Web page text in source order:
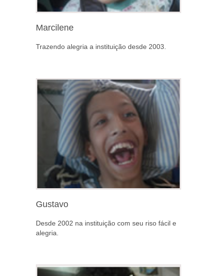
Marcilene
Trazendo alegria a instituição desde 2003.
Gustavo
Desde 2002 na instituição com seu riso fácil e
alegria.